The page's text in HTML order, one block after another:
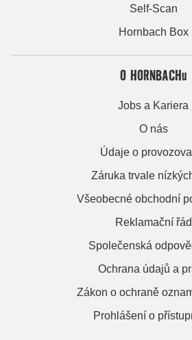
Self-Scan
Hornbach Box
O HORNBACHu
Jobs a Kariera
O nás
Údaje o
Záruka trvale
Všeobecné obchodní
Reklamační řád
Společenská
Ochrana údajů a
Zákon o ochraně
Prohlášení o